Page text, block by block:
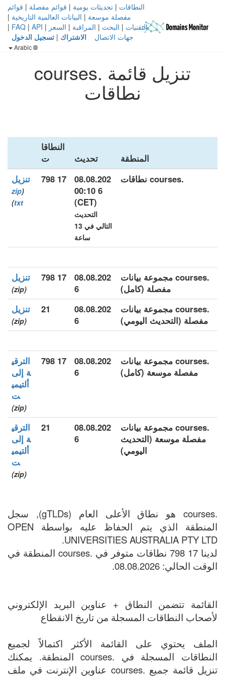
النطاقات | تحديثات يومية | قوائم مفصلة | قوائم
مفصلة موسعة | البيانات العالمية التاريخية |
التقنيات | البحث | المراقبة | السعر |
FAQ | API
|
جهات الاتصال
الاشتراك | تسجيل الدخول
تنزيل قائمة .courses
نطاقات
المنطقة تحديث
النطاقا
ت
.courses نطاقات
08.08.202
6 00:10
(CET)
التحديث
التالي في 13
ساعة
17 798 تنزيل
(
zip
txt
)
.courses مجموعة بيانات
مفصلة (كامل)
08.08.202
6
17 798 تنزيل
(zip)
.courses مجموعة بيانات
مفصلة (التحديث اليومي)
08.08.202
6
21 تنزيل
(zip)
.courses مجموعة بيانات
مفصلة موسعة (كامل)
08.08.202
6
17 798
الترقي
ة إلى
ألتيمي
ت
(zip)
.courses مجموعة بيانات
مفصلة موسعة (التحديث
اليومي)
08.08.202
6
21
الترقي
ة إلى
ألتيمي
ت
(zip)
.courses هو نطاق الأعلى العام (gTLDs), سجل
المنطقة الذي يتم الحفاظ عليه بواسطة OPEN
UNIVERSITIES AUSTRALIA PTY LTD.
لدينا 17 798 نطاقات متوفر في .courses المنطقة في
الوقت الحالي: 08.08.2026.
القائمة تتضمن النطاق + عناوين البريد الإلكتروني
لأصحاب النطاقات المسجلة من تاريخ الانقطاع
الملف يحتوي على القائمة الأكثر اكتمالاً لجميع
النطاقات المسجلة في .courses المنطقة. يمكنك
تنزيل قائمة جميع .courses عناوين الإنترنت في ملف